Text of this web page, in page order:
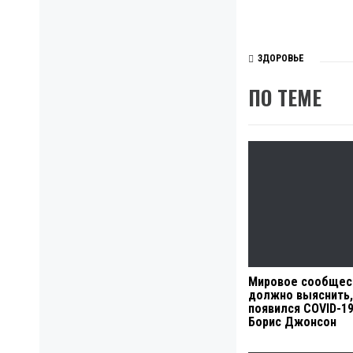
ЗДОРОВЬЕ
ПО ТЕМЕ
Мировое
должно
появился COVID-
Борис Джонсон